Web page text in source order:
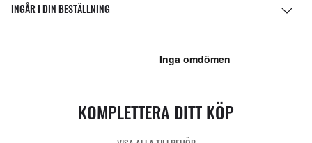
INGÅR I DIN BESTÄLLNING
KOMPLETTERA DITT KÖP